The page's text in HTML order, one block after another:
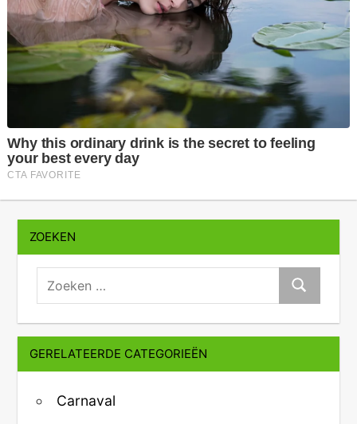
ZOEKEN
zoeken:
Zoeken
GERELATEERDE CATEGORIEËN
Carnaval